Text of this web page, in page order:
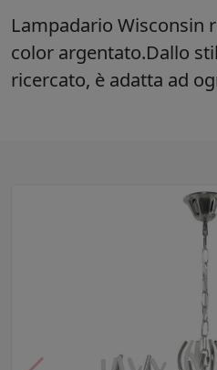
Lampadario Wisconsin
color argentato.Dallo
ricercato, è adatta ad